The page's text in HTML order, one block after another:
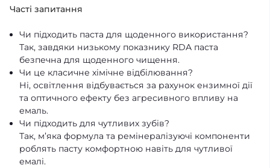
Часті запитання
Чи підходить паста для щоденного використання?
Так, завдяки низькому показнику RDA паста
безпечна для щоденного чищення.
Чи це класичне хімічне відбілювання?
Ні, освітлення відбувається за рахунок ензимної дії
та оптичного ефекту без агресивного впливу на
емаль.
Чи підходить для чутливих зубів?
Так, м’яка формула та ремінералізуючі компоненти
роблять пасту комфортною навіть для чутливої
емалі.